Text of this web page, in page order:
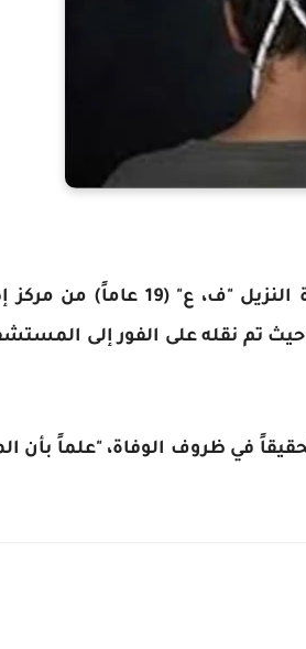
أعلنت وزارة الداخلية والأمن الوطني، بغزة، اليوم الثلاثاء، وفاة النزيل
تم نقله على الفور إلى
في ظروف الوفاة، "علماً بأن